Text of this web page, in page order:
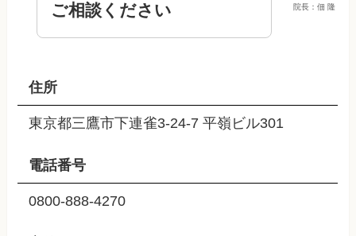
院長：佃 隆
ご相談ください
住所
東京都三鷹市下連雀3-24-7 平嶺ビル301
電話番号
0800-888-4270